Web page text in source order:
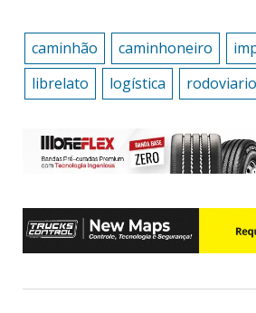
caminhão caminhoneiro
librelato
logística